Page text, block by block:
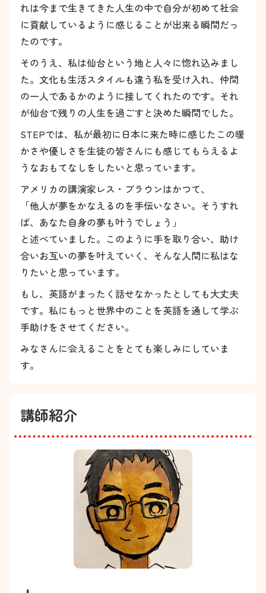
れは今まで生きてきた人生の中で自分が初めて社会
に貢献しているように感じることが出来る瞬間だっ
たのです。
そのうえ、私は仙台という地と人々に惚れ込みまし
た。文化も生活スタイルも違う私を受け入れ、仲間
の一人であるかのように接してくれたのです。それ
が仙台で残りの人生を過ごすと決めた瞬間でした。
STEPでは、私が最初に日本に来た時に感じたこの暖
かさや優しさを生徒の皆さんにも感じてもらえるよ
うなおもてなしをしたいと思っています。
アメリカの講演家レス・ブラウンはかつて、
「他人が夢をかなえるのを手伝いなさい。そうすれ
ば、あなた自身の夢も叶うでしょう」
と述べていました。このように手を取り合い、助け
合いお互いの夢を叶えていく、そんな人間に私はな
りたいと思っています。
もし、英語がまったく話せなかったとしても大丈夫
です。私にもっと世界中のことを英語を通して学ぶ
手助けをさせてください。
みなさんに会えることをとても楽しみにしていま
す。
講師紹介